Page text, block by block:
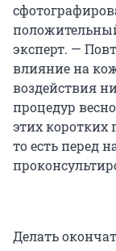
эксперт. —
влияние на
воздействия
процедур
этих коротких
то есть перед
Делать